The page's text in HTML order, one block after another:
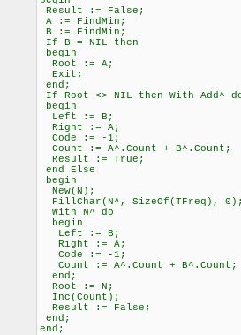
Result := False;
A := FindMin;
B := FindMin;
If B = NIL then
begin
Root := A;
Exit;
end;
If Root <> NIL then With Add^
begin
Left := B;
Right := A;
Code := -1;
Count := A^.Count + B^.Count;
Result := True;
end Else
begin
New(N);
FillChar(N^, SizeOf(TFreq),
With N^ do
begin
Left := B;
Right := A;
Code := -1;
Count := A^.Count + B^.Count;
end;
Root := N;
Inc(Count);
Result := False;
end;
end;